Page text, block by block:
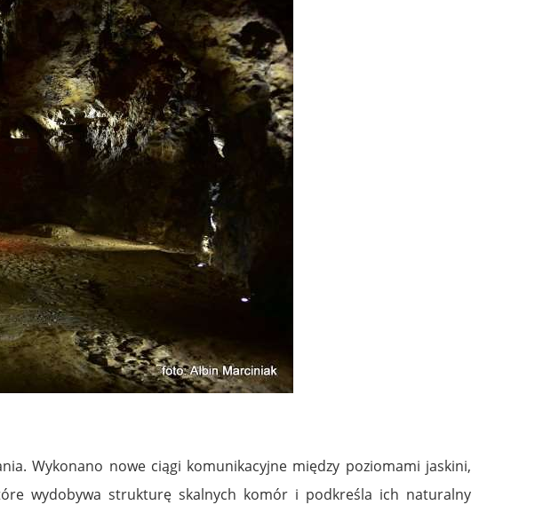
Wykonano nowe ciągi komunikacyjne między poziomami jaskini,
wydobywa strukturę skalnych komór i podkreśla ich naturalny